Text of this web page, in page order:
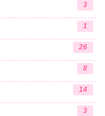
3
1
26
8
14
3